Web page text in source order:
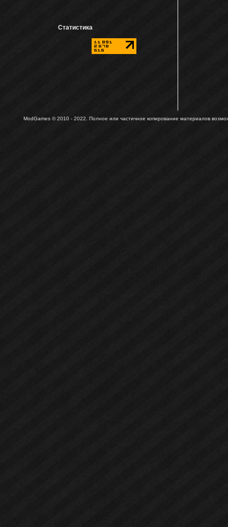
Статистика
ModGames © 2010 - 2022. Полное или частичное копирование материалов